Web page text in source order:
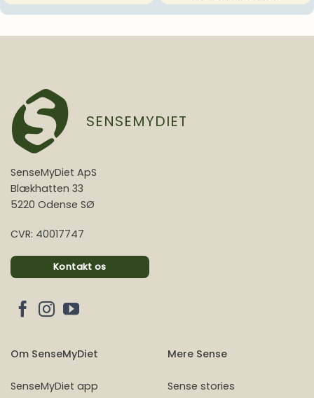
SENSEMYDIET
SenseMyDiet ApS
Blækhatten 33
5220 Odense SØ
CVR: 40017747
Kontakt os
Om SenseMyDiet
SenseMyDiet app
Mere Sense
Sense stories